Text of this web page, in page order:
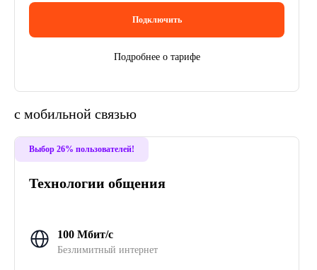
Подключить
Подробнее о тарифе
с мобильной связью
Выбор 26% пользователей!
Технологии общения
100 Мбит/с
Безлимитный интернет